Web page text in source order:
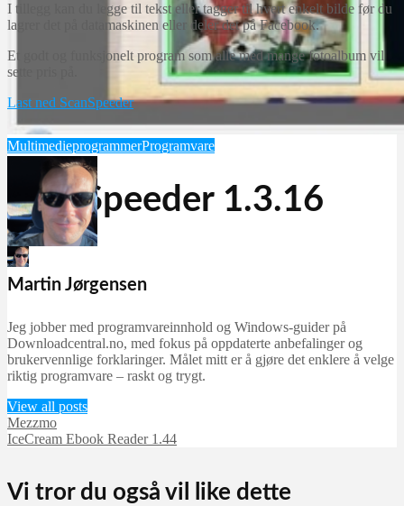
MultimedieprogrammerProgramvare
ScanSpeeder 1.3.16
september 24, 2025
I tillegg kan du legge til tekst eller tagger til hvert enkelt bilde før du
lagrer det på datamaskinen eller deler det på Facebook.
Et godt og funksjonelt program som alle med mange fotoalbum vil
sette pris på.
Last ned ScanSpeeder
Martin Jørgensen
Jeg jobber med programvareinnhold og Windows-guider på
Downloadcentral.no, med fokus på oppdaterte anbefalinger og
brukervennlige forklaringer. Målet mitt er å gjøre det enklere å velge
riktig programvare – raskt og trygt.
View all posts
Mezzmo
IceCream Ebook Reader 1.44
Vi tror du også vil like dette